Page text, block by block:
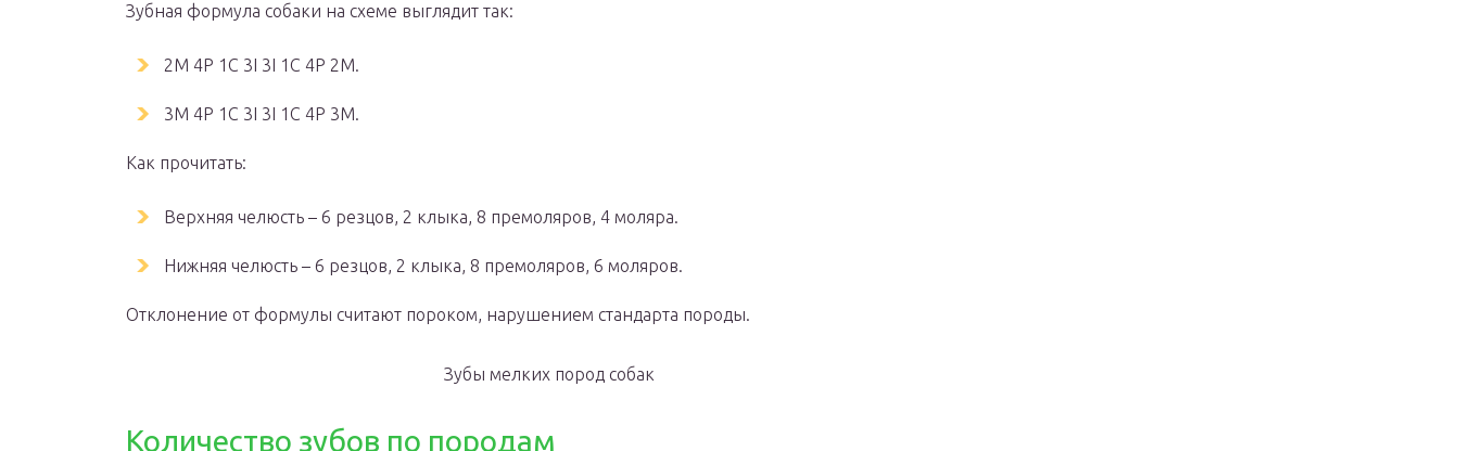
Зубная формула собаки на схеме выглядит так:
2M 4P 1C 3I 3I 1C 4P 2M.
3M 4P 1C 3I 3I 1C 4P 3M.
Как прочитать:
Верхняя челюсть – 6 резцов, 2 клыка, 8 премоляров, 4 моляра.
Нижняя челюсть – 6 резцов, 2 клыка, 8 премоляров, 6 моляров.
Отклонение от формулы считают пороком, нарушением стандарта породы.
Зубы мелких пород собак
Количество зубов по породам